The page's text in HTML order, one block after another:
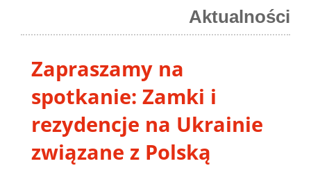
Aktualności
Zapraszamy na
spotkanie: Zamki i
rezydencje na Ukrainie
związane z Polską